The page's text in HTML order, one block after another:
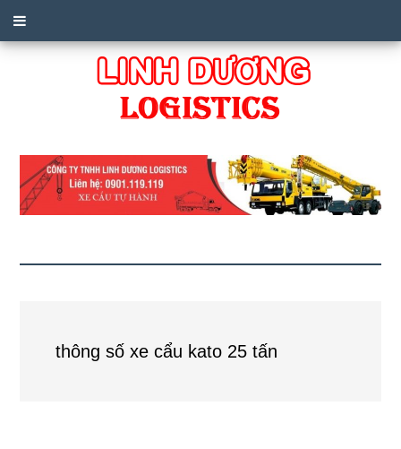
thông số xe cẩu kato 25 tấn